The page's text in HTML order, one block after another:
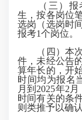
（三）报考
生，按各岗位
选岗（选岗时
报考1个岗位。
（四）本次
件，未经公告
算年长的，开
时间均为报名
月到2025年2
时间有关的条
则类推予以确认